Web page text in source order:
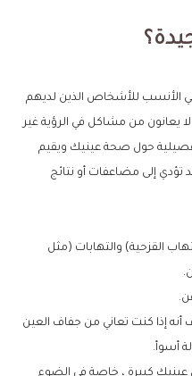
الأنسب للأشخاص الذين لديهم
يعانون من مشاكل في الرؤية غير
حول صحة عينيك ويقيم
إلى مضاعفات أو نتائج
القزحية) والتهابات (مثل
إذا كنت تعاني من جفاف العين
أسوأ.